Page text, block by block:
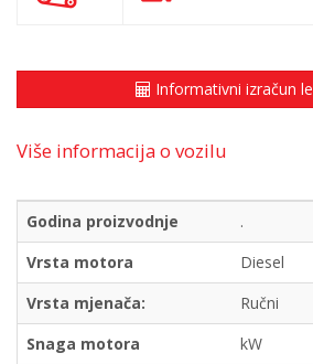
Informativni izračun
Više informacija o vozilu
Godina proizvodnje
.
Vrsta motora
Diesel
Vrsta mjenača:
Ručni
Snaga motora
kW